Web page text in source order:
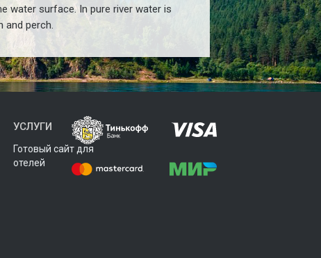
water surface. In pure river water is
and perch.
УСЛУГИ
Готовый сайт для
отелей